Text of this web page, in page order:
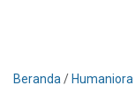
Beranda / Humaniora